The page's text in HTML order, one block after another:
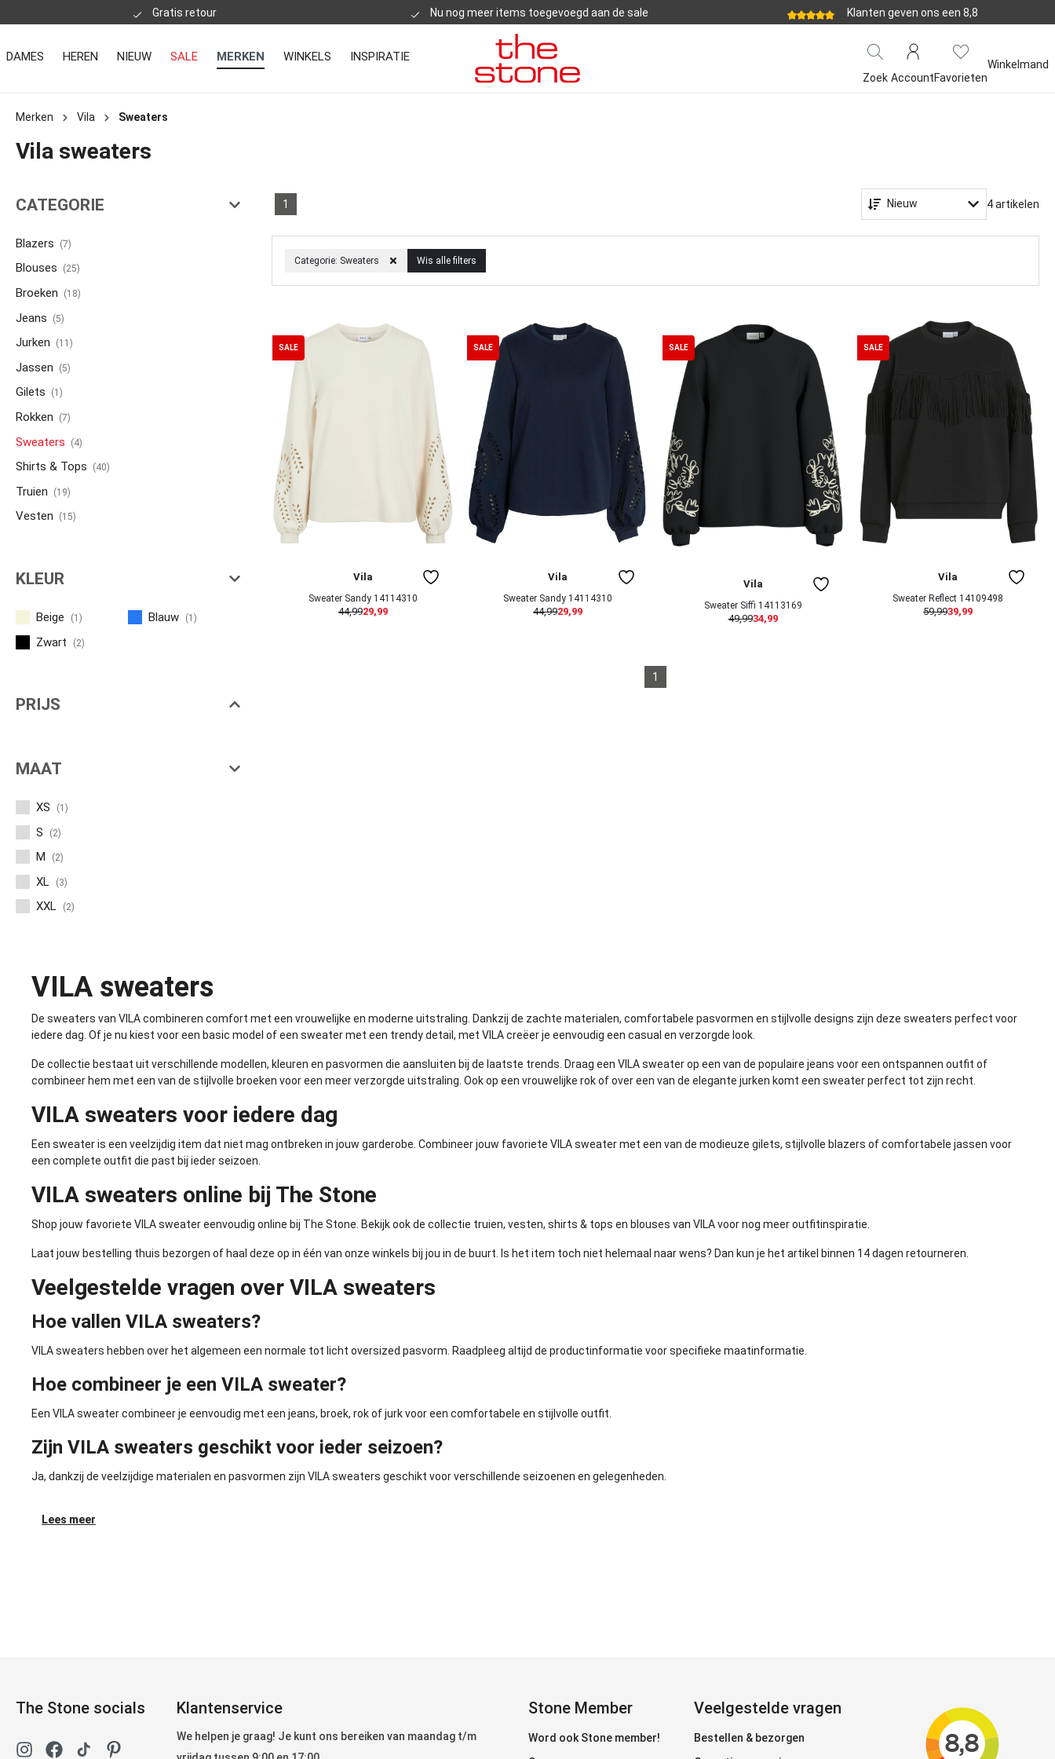
Gratis retour Nu nog meer items toegevoegd aan de sale Klanten geven ons een 8,8
DAMES HEREN NIEUW SALE MERKEN WINKELS INSPIRATIE
Zoek AccountFavorieten
Winkelmand
Merken Vila Sweaters
Vila sweaters
CATEGORIE
Blazers (7)
Blouses (25)
Broeken (18)
Jeans (5)
Jurken (11)
Jassen (5)
Gilets (1)
Rokken (7)
Sweaters (4)
Shirts & Tops (40)
Truien (19)
Vesten (15)
KLEUR
Beige (1) Blauw (1)
Zwart (2)
PRIJS
MAAT
XS (1)
S (2)
M (2)
XL (3)
XXL (2)
Categorie: Sweaters Wis alle filters
Nieuw 4 artikelen
1
SALE
Vila
Sweater Sandy 14114310
44,9929,99
SALE
Vila
Sweater Sandy 14114310
44,9929,99
SALE
Vila
Sweater Siffi 14113169
49,9934,99
SALE
Vila
Sweater Reflect 14109498
59,9939,99
1
VILA sweaters
De sweaters van VILA combineren comfort met een vrouwelijke en moderne uitstraling. Dankzij de zachte materialen, comfortabele pasvormen en stijlvolle designs zijn deze sweaters perfect voor
iedere dag. Of je nu kiest voor een basic model of een sweater met een trendy detail, met VILA creëer je eenvoudig een casual en verzorgde look.
De collectie bestaat uit verschillende modellen, kleuren en pasvormen die aansluiten bij de laatste trends. Draag een VILA sweater op een van de populaire jeans voor een ontspannen outfit of
combineer hem met een van de stijlvolle broeken voor een meer verzorgde uitstraling. Ook op een vrouwelijke rokof over een van de elegante jurken komt een sweater perfect tot zijn recht.
VILA sweaters voor iedere dag
Een sweater is een veelzijdig item dat niet mag ontbreken in jouw garderobe. Combineer jouw favoriete VILA sweater met een van de modieuze gilets, stijlvolle blazers of comfortabele jassen voor
een complete outfit die past bij ieder seizoen.
VILA sweaters online bij The Stone
Shop jouw favoriete VILA sweater eenvoudig online bij The Stone. Bekijk ook de collectie truien, vesten, shirts & tops en blouses van VILA voor nog meer outfitinspiratie.
Laat jouw bestelling thuis bezorgen of haal deze op in één van onze winkels bij jou in de buurt. Is het item toch niet helemaal naar wens? Dan kun je het artikel binnen 14 dagen retourneren.
Veelgestelde vragen over VILA sweaters
Hoe vallen VILA sweaters?
VILA sweaters hebben over het algemeen een normale tot licht oversized pasvorm. Raadpleeg altijd de productinformatie voor specifieke maatinformatie.
Hoe combineer je een VILA sweater?
Een VILA sweater combineer je eenvoudig met een jeans, broek, rok of jurk voor een comfortabele en stijlvolle outfit.
Zijn VILA sweaters geschikt voor ieder seizoen?
Ja, dankzij de veelzijdige materialen en pasvormen zijn VILA sweaters geschikt voor verschillende seizoenen en gelegenheden.
Lees meer
The Stone socials Klantenservice
We helpen je graag! Je kunt ons bereiken van maandag t/m
Stone Member
Word ook Stone member!
Veelgestelde vragen
Bestellen & bezorgen